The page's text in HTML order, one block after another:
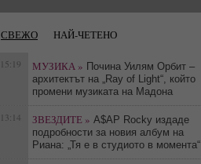
СВЕЖО НАЙ-ЧЕТЕНО
15:19 МУЗИКА » Почина Уилям Орбит –
архитектът на „Ray of Light“, който
промени музиката на Мадона
13:14 ЗВЕЗДИТЕ » A$AP Rocky издаде
подробности за новия албум на
Риана: „Тя е в студиото в момента“